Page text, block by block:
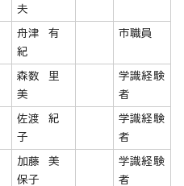
夫
舟津 有
紀
市職員
森数 里
美
学識経験
者
佐渡 紀
子
学識経験
者
加藤 美
保子
学識経験
者